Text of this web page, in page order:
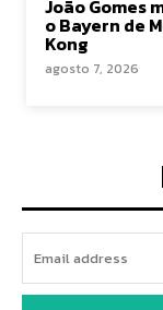
João Gomes
o Bayern de
Kong
agosto 7, 2026